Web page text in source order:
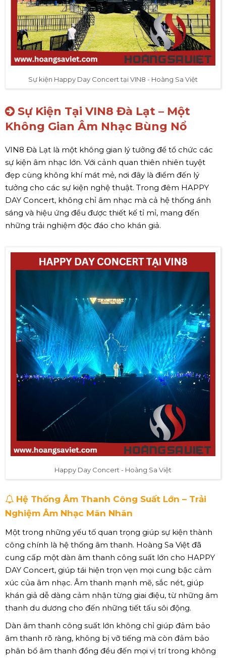
Sự kiện Happy Day Concert tại VIN8 - Hoàng Sa Việt
Sự Kiện Tại VIN8 Đà Lạt – Một
Không Gian Âm Nhạc Bùng Nổ
VIN8 Đà Lạt là một không gian lý tưởng để tổ chức các
sự kiện âm nhạc lớn. Với cảnh quan thiên nhiên tuyệt
đẹp cùng không khí mát mẻ, nơi đây là điểm đến lý
tưởng cho các sự kiện nghệ thuật. Trong đêm HAPPY
DAY Concert, không chỉ âm nhạc mà cả hệ thống ánh
sáng và hiệu ứng đều được thiết kế tỉ mỉ, mang đến
những trải nghiệm độc đáo cho khán giả.
Happy Day Concert - Hoàng Sa Việt
Hệ Thống Âm Thanh Công Suất Lớn – Trải
Nghiệm Âm Nhạc Mãn Nhãn
Một trong những yếu tố quan trọng giúp sự kiện thành
công chính là hệ thống âm thanh. Hoàng Sa Việt đã
cung cấp một dàn âm thanh công suất lớn cho HAPPY
DAY Concert, giúp tái hiện trọn vẹn mọi cung bậc cảm
xúc của âm nhạc. Âm thanh mạnh mẽ, sắc nét, giúp
khán giả dễ dàng cảm nhận từng giai điệu, từ những âm
thanh du dương cho đến những tiết tấu sôi động.
Dàn âm thanh công suất lớn không chỉ giúp đảm bảo
âm thanh rõ ràng, không bị vỡ tiếng mà còn đảm bảo
phân bổ âm thanh đồng đều đến mọi vị trí trong không